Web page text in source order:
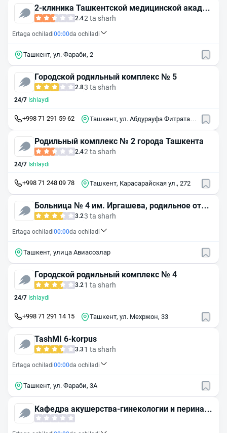
2-клиника Ташкентской медицинской академ
ии родильный комплекс
2.42 ta sharh
Ertaga ochiladi00:00da ochiladi
Ташкент, ул. Фараби, 2
Городской родильный комплекс № 5
2.83 ta sharh
24/7 Ishlaydi
+998 71 291 59 62
Ташкент, ул. Абдурауфа Фитрата,
Родильный комплекс № 2 города Ташкента
2.42 ta sharh
24/7 Ishlaydi
+998 71 248 09 78 Ташкент, Карасарайская ул., 272
Больница № 4 им. Иргашева, родильное отде
ление
3.23 ta sharh
Ertaga ochiladi00:00da ochiladi
Ташкент, улица Авиасозлар
Городской родильный комплекс № 4
3.2 1 ta sharh
24/7 Ishlaydi
+998 71 291 14 15 Ташкент, ул. Мехржон, 33
TashMI 6-korpus
3.3 1 ta sharh
Ertaga ochiladi00:00da ochiladi
Ташкент, ул. Фараби, 3А
Кафедра акушерства-гинекологии и перината
льной медицины ТашИУВ